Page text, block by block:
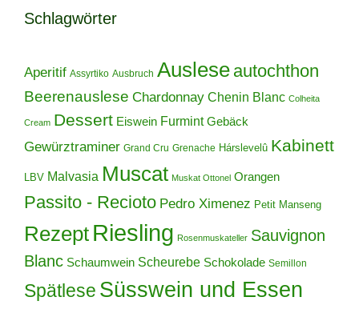
Schlagwörter
Aperitif Assyrtiko Ausbruch Auslese autochthon
Beerenauslese Chardonnay Chenin Blanc Colheita
Cream Dessert Eiswein Furmint Gebäck
Gewürztraminer Grand Cru Grenache Hárslevelû Kabinett
LBV Malvasia Muscat Muskat Ottonel Orangen
Passito - Recioto Pedro Ximenez Petit Manseng
Rezept Riesling Rosenmuskateller Sauvignon
Blanc Schaumwein Scheurebe Schokolade Semillon
Spätlese Süsswein und Essen